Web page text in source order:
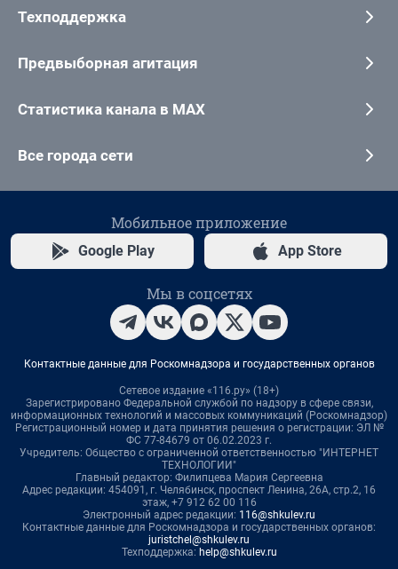
Техподдержка
Предвыборная агитация
Статистика канала в MAX
Все города сети
Мобильное приложение
Google Play App Store
Мы в соцсетях
Контактные данные для Роскомнадзора и государственных органов
Сетевое издание «116.ру» (18+)
Зарегистрировано Федеральной службой по надзору в сфере связи,
информационных технологий и массовых коммуникаций (Роскомнадзор)
Регистрационный номер и дата принятия решения о регистрации: ЭЛ №
ФС 77-84679 от 06.02.2023 г.
Учредитель: Общество с ограниченной ответственностью "ИНТЕРНЕТ
ТЕХНОЛОГИИ"
Главный редактор: Филипцева Мария Сергеевна
Адрес редакции: 454091, г. Челябинск, проспект Ленина, 26А, стр.2, 16
этаж, +7 912 62 00 116
Электронный адрес редакции: 116@shkulev.ru
Контактные данные для Роскомнадзора и государственных органов:
juristchel@shkulev.ru
Техподдержка: help@shkulev.ru